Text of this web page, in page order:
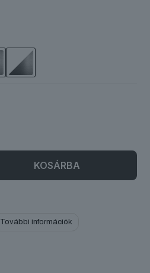
KOSÁRBA
További információk